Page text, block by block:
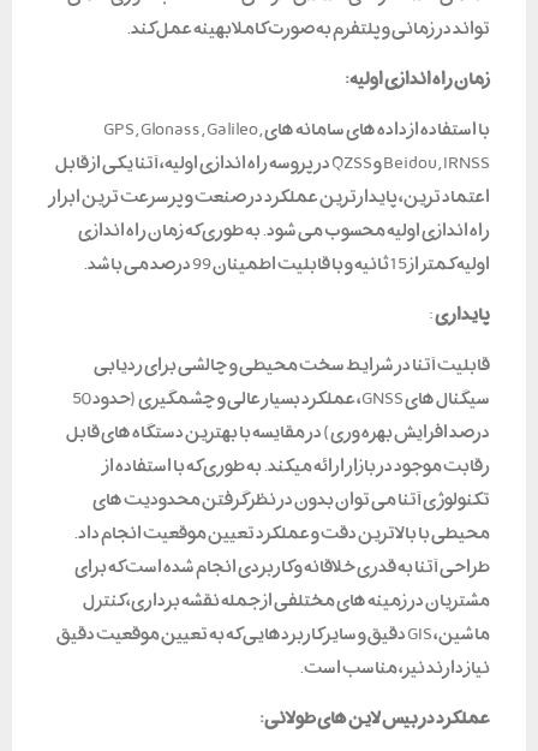
تواند در زمانی و پلتفرم به صورت کاملا بهینه عمل کند.
زمان راه اندازی اولیه:
با استفاده از داده های سامانه های GPS, Glonass, Galileo,
Beidou, IRNSS و QZSS در پروسه راه اندازی اولیه، آتنا یکی از قابل
اعتماد ترین، پایدارترین عملکرد در صنعت و پرسرعت ترین ابزار
راه اندازی اولیه محسوب می شود. به طوری که زمان راه اندازی
اولیه کمتر از 15 ثانیه و با قابلیت اطمینان 99 درصد می باشد.
پایداری:
قابلیت آتنا در شرایط سخت محیطی و چالشی برای ردیابی
سیگنال های GNSS، عملکرد بسیار عالی و چشمگیری (حدود 50
درصد افزایش بهره وری) در مقایسه با بهترین دستگاه های قابل
رقابت موجود در بازار ارائه میکند. به طوری که با استفاده از
تکنولوژی آتنا می توان بدون در نظر گرفتن محدودیت های
محیطی با بالاترین دقت و عملکرد تعیین موقعیت انجام داد.
طراحی آتنا به قدری خلاقانه و کاربردی انجام شده است که برای
مشتریان در زمینه های مختلفی از جمله نقشه برداری، کنترل
ماشین، GIS دقیق و سایر کاربردهایی که به تعیین موقعیت دقیق
نیاز دارند نیز، مناسب است.
عملکرد در بیس لاین های طولانی: